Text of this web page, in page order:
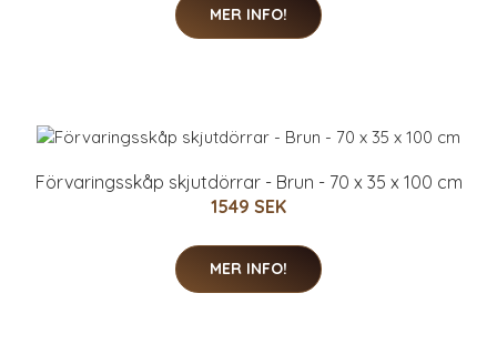
MER INFO!
Förvaringsskåp skjutdörrar - Brun - 70 x 35 x 100 cm
1549 SEK
MER INFO!